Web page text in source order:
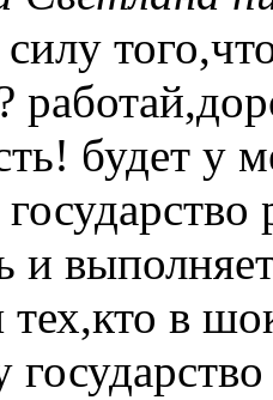
будет у
и
тех,кто в